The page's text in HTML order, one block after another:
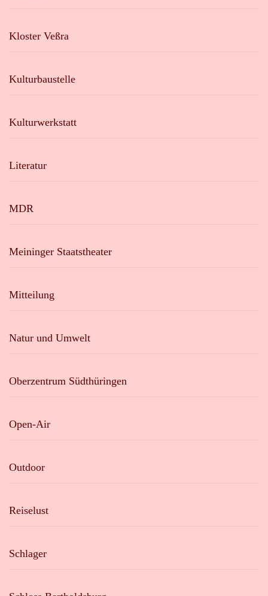
Kloster Veßra
Kulturbaustelle
Kulturwerkstatt
Literatur
MDR
Meininger Staatstheater
Mitteilung
Natur und Umwelt
Oberzentrum Südthüringen
Open-Air
Outdoor
Reiselust
Schlager